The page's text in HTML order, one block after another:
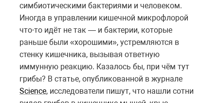
симбиотическими бактериями и человеком.
Иногда в управлении кишечной микрофлорой
что-то идёт не так — и бактерии, которые
раньше были «хорошими», устремляются в
стенку кишечника, вызывая ответную
иммунную реакцию. Казалось бы, при чём тут
грибы? В статье, опубликованной в журнале
Science, исследователи пишут, что нашли сотни